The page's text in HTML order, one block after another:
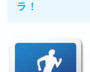
ラ！